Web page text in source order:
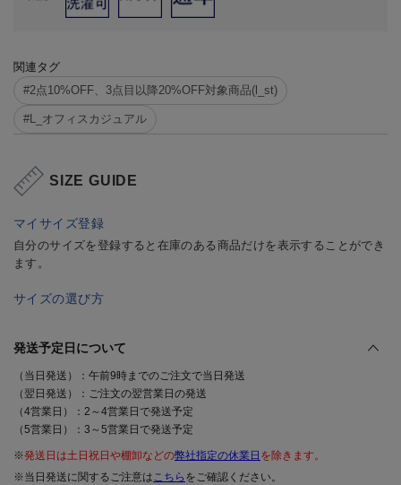
関連タグ
#2点10%OFF、3点目以降20%OFF対象商品(l_st)
#L_オフィスカジュアル
SIZE GUIDE
マイサイズ登録
自分のサイズを登録すると在庫のある商品だけを表示することができ
ます。
サイズの選び方
発送予定日について
（当日発送）：午前9時までのご注文で当日発送
（翌日発送）：ご注文の翌営業日の発送
（4営業日）：2～4営業日で発送予定
（5営業日）：3～5営業日で発送予定
※発送日は土日祝日や棚卸などの弊社指定の休業日 を除きます。
※当日発送に関するご注意はこちら をご確認ください。